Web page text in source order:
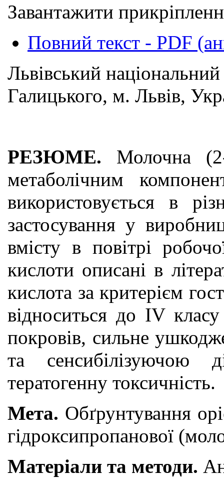
Завантажити
Повний текст - PDF
Львівський
Галицького, м. Львів,
РЕЗЮМЕ. Молочна
метаболічним
використовується в
застосування у
вмісту в повітрі
кислоти описані в
кислота за критерієм
відноситься до ІV
покровів, сильне
та сенсибілізуючою
тератогенну токсичність.
Мета. Обґрунтування
гідроксипропанової
Матеріали та методи.